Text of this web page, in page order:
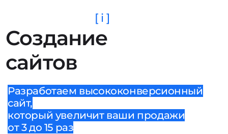
Создание
сайтов
[ i ]
Разработаем высококонверсионный
сайт,
который увеличит ваши продажи
от 3 до 15 раз